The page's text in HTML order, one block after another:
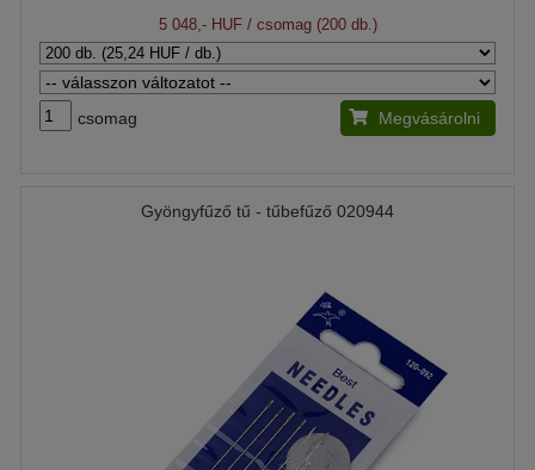
5 048,- HUF/ csomag (200 db.)
csomag Megvásárolni
Gyöngyfűző tű - tűbefűző 020944